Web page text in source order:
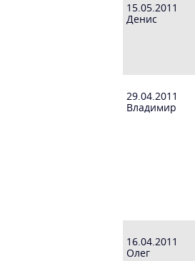
15.05.2011
Денис
29.04.2011
Владимир
16.04.2011
Олег